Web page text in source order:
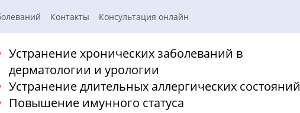
Контакты Консультация онлайн
Устранение хронических заболеваний в
дерматологии и урологии
Устранение длительных аллергических состояний
Повышение имунного статуса